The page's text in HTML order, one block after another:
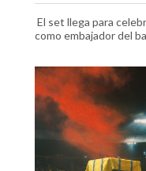
El set llega para
como embajador del